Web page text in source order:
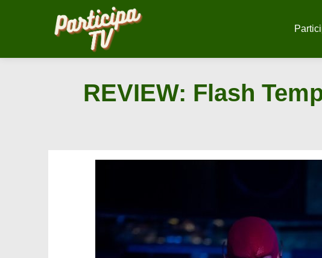
REVIEW: Flash